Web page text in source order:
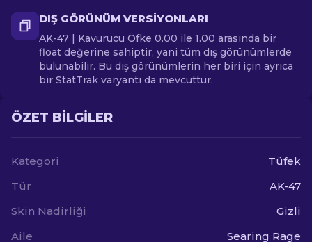
DIŞ GÖRÜNÜM VERSIYONLARI
AK-47 | Kavurucu Öfke 0.00 ile 1.00 arasında bir
float değerine sahiptir, yani tüm dış görünümlerde
bulunabilir. Bu dış görünümlerin her biri için ayrıca
bir StatTrak varyantı da mevcuttur.
ÖZET BILGILER
Kategori
Tüfek
Tür
AK-47
Skin Nadirliği
Gizli
Aile
Searing Rage